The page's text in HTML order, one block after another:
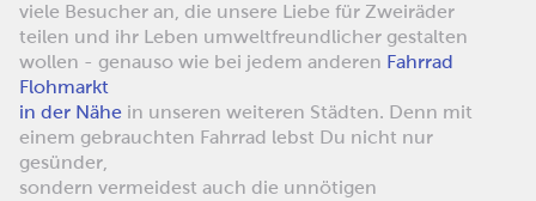
viele Besucher an, die unsere Liebe für Zweiräder
teilen und ihr Leben umweltfreundlicher gestalten
wollen - genauso wie bei jedem anderen Fahrrad
Flohmarkt
in der Nähe in unseren weiteren Städten. Denn mit
einem gebrauchten Fahrrad lebst Du nicht nur
gesünder,
sondern vermeidest auch die unnötigen